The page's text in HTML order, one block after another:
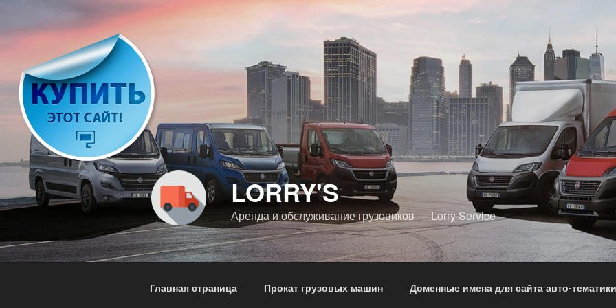
содержимому
LORRY'S
Аренда и обслуживание грузовиков — Lorry Service
Главная страница Прокат грузовых машин Доменные имена для сайта авто-тематики